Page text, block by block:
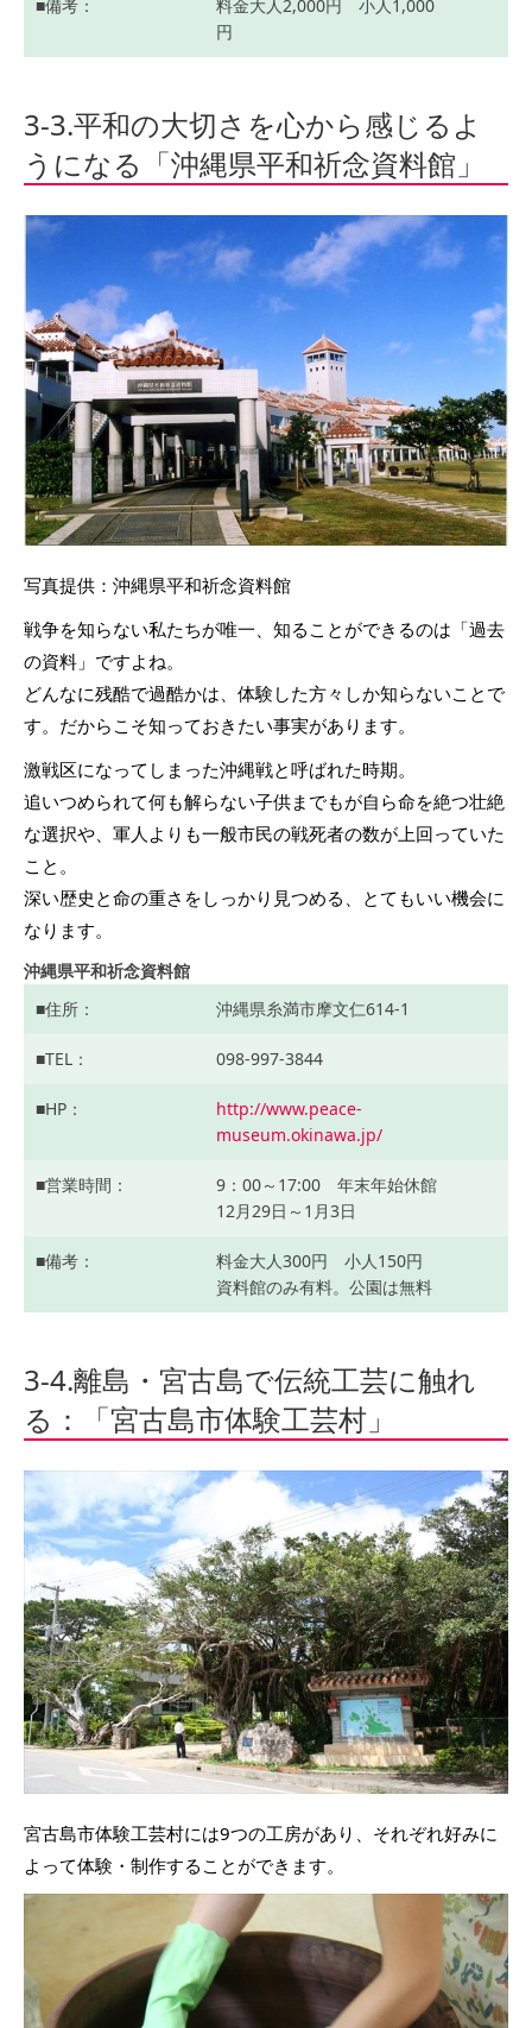
備考
料金大人2,000円 小人1,000
円
3-3.平和の大切さを心から感じるよ
うになる「沖縄県平和祈念資料館」
写真提供：沖縄県平和祈念資料館
戦争を知らない私たちが唯一、知ることができるのは「過去
の資料」ですよね。
どんなに残酷で過酷かは、体験した方々しか知らないことで
す。だからこそ知っておきたい事実があります。
激戦区になってしまった沖縄戦と呼ばれた時期。
追いつめられて何も解らない子供までもが自ら命を絶つ壮絶
な選択や、軍人よりも一般市民の戦死者の数が上回っていた
こと。
深い歴史と命の重さをしっかり見つめる、とてもいい機会に
なります。
沖縄県平和祈念資料館
住所
沖縄県糸満市摩文仁614-1
TEL 098-997-3844
HP
http://www.peace-
museum.okinawa.jp/
営業時間
9：00～17:00 年末年始休館
12月29日～1月3日
備考
料金大人300円 小人150円
資料館のみ有料。公園は無料
3-4.離島・宮古島で伝統工芸に触れ
る：「宮古島市体験工芸村」
宮古島市体験工芸村には9つの工房があり、それぞれ好みに
よって体験・制作することができます。